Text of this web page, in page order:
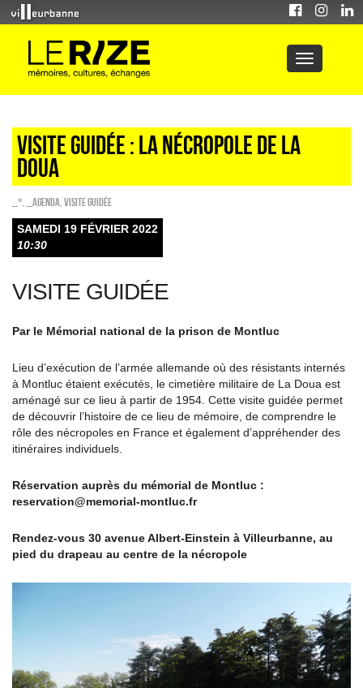
Visite guidée : La nécropole de la
Doua
_* _Agenda Visite guidée
SAMEDI 19 FÉVRIER 2022
10:30
VISITE GUIDÉE
Par le Mémorial national de la prison de Montluc
Lieu d’exécution de l’armée allemande où des résistants internés
à Montluc étaient exécutés, le cimetière militaire de La Doua est
aménagé sur ce lieu à partir de 1954. Cette visite guidée permet
de découvrir l’histoire de ce lieu de mémoire, de comprendre le
rôle des nécropoles en France et également d’appréhender des
itinéraires individuels.
Réservation auprès du mémorial de Montluc :
reservation@memorial-montluc.fr
Rendez-vous 30 avenue Albert-Einstein à Villeurbanne, au
pied du drapeau au centre de la nécropole